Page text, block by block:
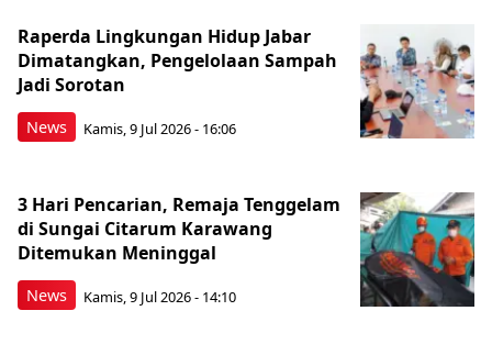
News
Raperda Lingkungan Hidup Jabar
Dimatangkan, Pengelolaan Sampah
Jadi Sorotan
Kamis, 9 Jul 2026 - 16:06
News
3 Hari Pencarian, Remaja Tenggelam
di Sungai Citarum Karawang
Ditemukan Meninggal
Kamis, 9 Jul 2026 - 14:10